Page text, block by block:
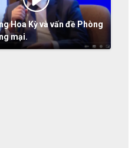
Hoa Kỳ và vấn đề Phòng
mại.